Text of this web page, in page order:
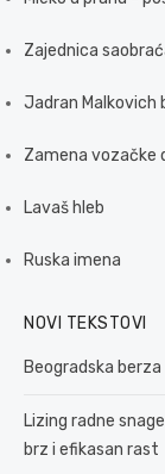
Zajednica
Jadran Malkovich
Zamena vozačke
Lavaš hleb
Ruska imena
NOVI TEKSTOVI
Beogradska
Lizing radne
brz i efikasan rast